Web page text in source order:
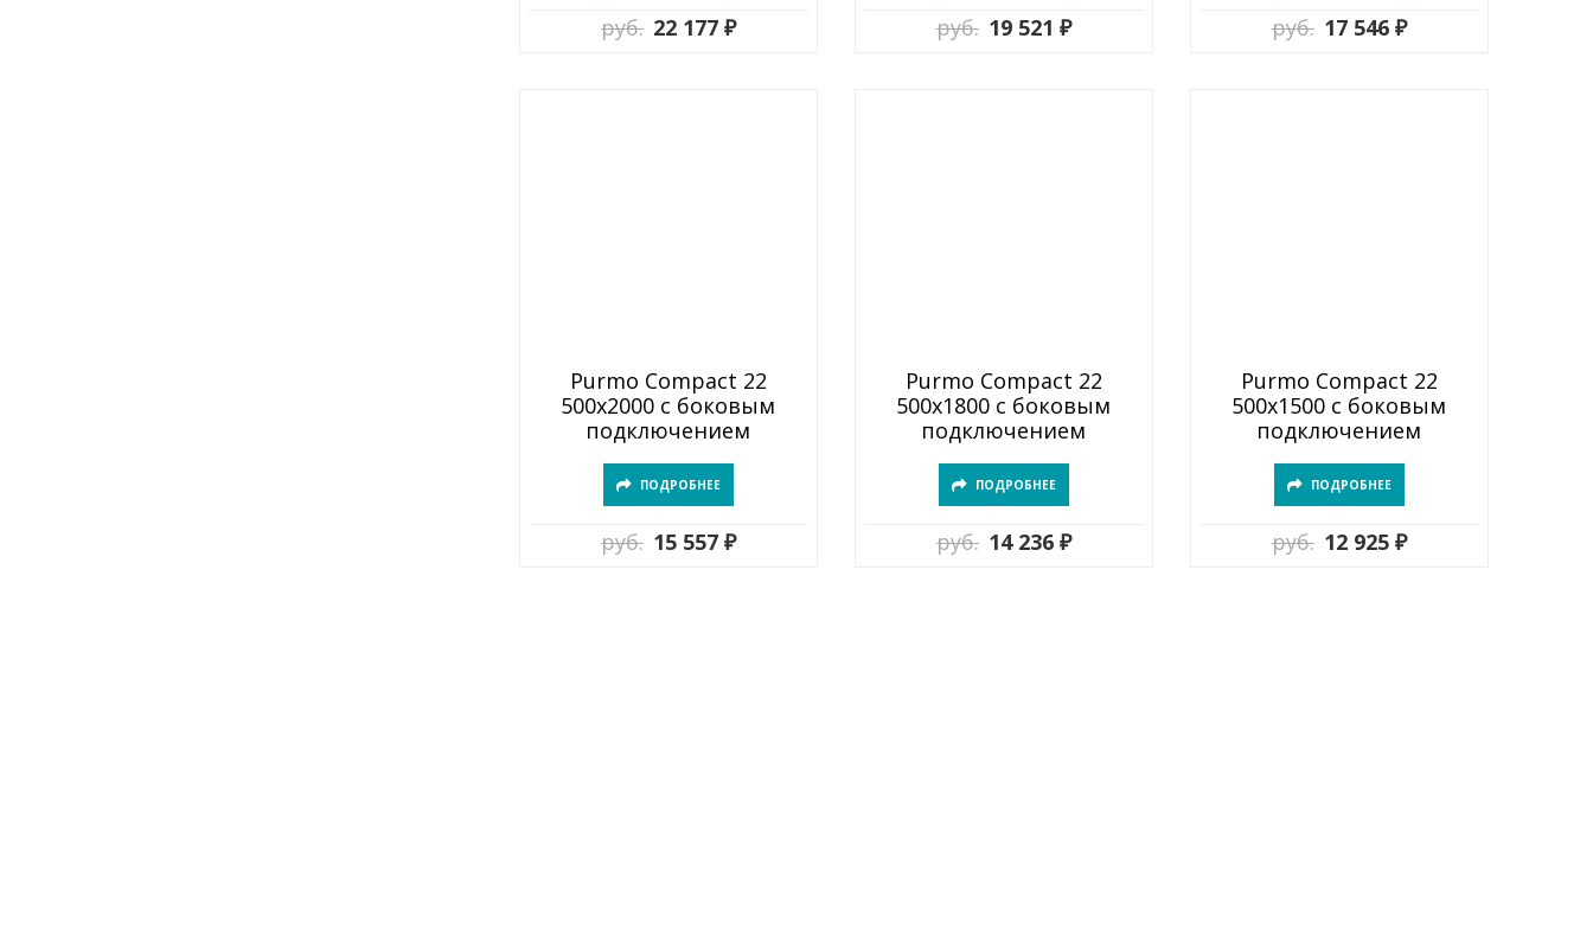
руб. 22 177 ₽ руб. 19 521 ₽ руб. 17 546 ₽
Purmo Compact 22
500х2000 с боковым
подключением
ПОДРОБНЕЕ
руб. 15 557 ₽
Purmo Compact 22
500х1800 с боковым
подключением
ПОДРОБНЕЕ
руб. 14 236 ₽
Purmo Compact 22
500х1500 с боковым
подключением
ПОДРОБНЕЕ
руб. 12 925 ₽